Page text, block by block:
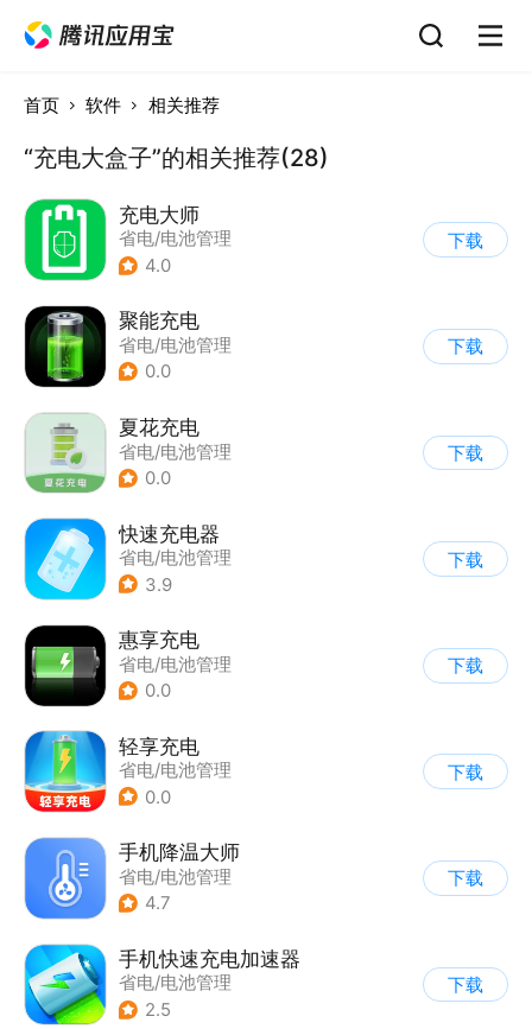
首页 软件 相关推荐
“充电大盒子”的相关推荐(28)
充电大师
省电/电池管理
4.0
下载
聚能充电
省电/电池管理
0.0
下载
夏花充电
省电/电池管理
0.0
下载
快速充电器
省电/电池管理
3.9
下载
惠享充电
省电/电池管理
0.0
下载
轻享充电
省电/电池管理
0.0
下载
手机降温大师
省电/电池管理
4.7
下载
手机快速充电加速器
省电/电池管理
2.5
下载